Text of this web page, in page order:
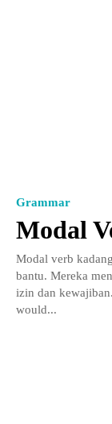
Grammar
Modal
Modal verb
bantu. Mereka
izin dan
would...